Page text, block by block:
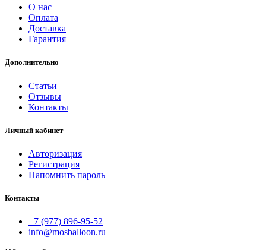
О нас
Оплата
Доставка
Гарантия
Дополнительно
Статьи
Отзывы
Контакты
Личный кабинет
Авторизация
Регистрация
Напомнить пароль
Контакты
+7 (977) 896-95-52
info@mosballoon.ru